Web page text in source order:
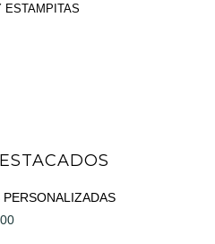
ESTAMPITAS
PERSONALIZADAS